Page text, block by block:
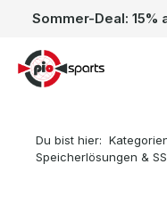
Zum Hauptinhalt
Du bist hier:
Speicherlösungen &